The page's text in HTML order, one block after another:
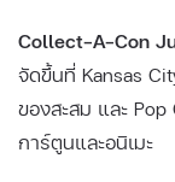
Collect-A-Con
จัดขึ้นที่ Kansas
ของสะสม และ
การ์ตูนและอนิเมะ